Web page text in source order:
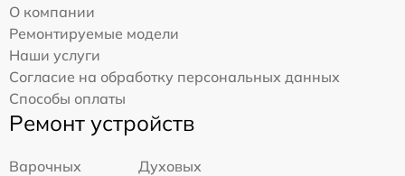
О компании
Ремонтируемые модели
Наши услуги
Согласие на обработку персональных данных
Способы оплаты
Ремонт устройств
Варочных
Духовых